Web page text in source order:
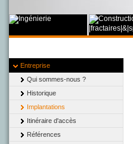
Entreprise
Qui sommes-nous ?
Historique
Implantations
Itinéraire d'accès
Références